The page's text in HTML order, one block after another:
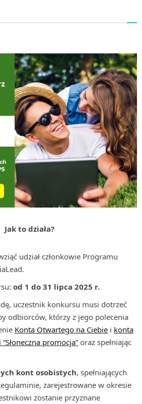
Jak to działa?
udział członkowie Programu
od 1 do 31 lipca 2025 r.
uczestnik konkursu musi dotrzeć
odbiorców, którzy z jego polecenia
Konta Otwartego na Ciebie i konta
promocja” oraz spełniając
kont osobistych, spełniających
zarejestrowane w okresie
zostanie przyznane